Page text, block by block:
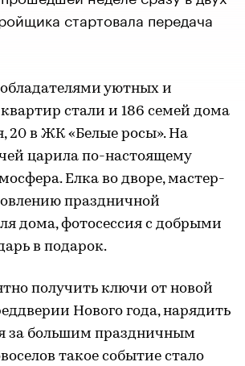
стартовала передача
уютных и
стали и 186 семей дома
20 в ЖК «Белые росы». На
царила по-настоящему
Елка во дворе, мастер-
праздничной
дома, фотосессия с добрыми
в подарок.
получить ключи от новой
Нового года, нарядить
за большим праздничным
такое событие стало